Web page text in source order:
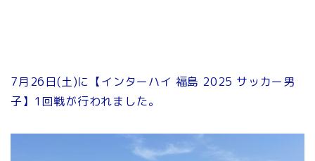
7月26日(土)に【インターハイ 福島 2025 サッカー男
子】1回戦が行われました。